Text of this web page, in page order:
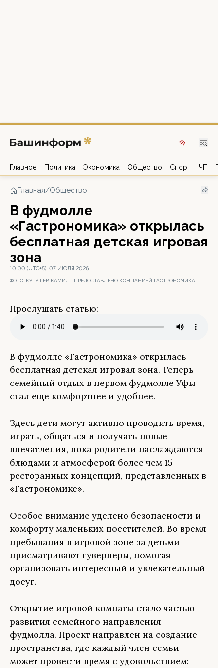
Главное Политика Экономика Общество Спорт ЧП
Главная/Общество
В фудмолле
«Гастрономика» открылась
бесплатная детская игровая
зона
10:00 (UTC+5), 07 ИЮЛЯ 2026
ФОТО: КУТУШЕВ КАМИЛ | ПРЕДОСТАВЛЕНО КОМПАНИЕЙ ГАСТРОНОМИКА
Прослушать статью:
В фудмолле «Гастрономика» открылась
бесплатная детская игровая зона. Теперь
семейный отдых в первом фудмолле Уфы
стал еще комфортнее и удобнее.
Здесь дети могут активно проводить время,
играть, общаться и получать новые
впечатления, пока родители наслаждаются
блюдами и атмосферой более чем 15
ресторанных концепций, представленных в
«Гастрономике».
Особое внимание уделено безопасности и
комфорту маленьких посетителей. Во время
пребывания в игровой зоне за детьми
присматривают гувернеры, помогая
организовать интересный и увлекательный
досуг.
Открытие игровой комнаты стало частью
развития семейного направления
фудмолла. Проект направлен на создание
пространства, где каждый член семьи
может провести время с удовольствием: